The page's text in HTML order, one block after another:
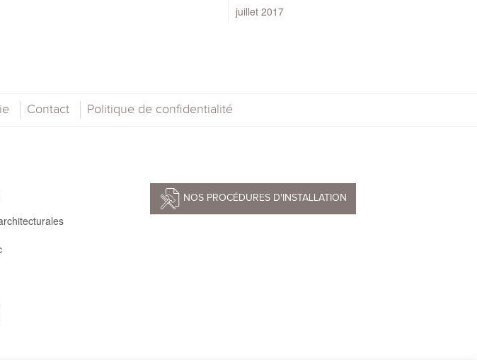
juillet 2017
Contact Politique de confidentialité
NOS PROCÉDURES D'INSTALLATION